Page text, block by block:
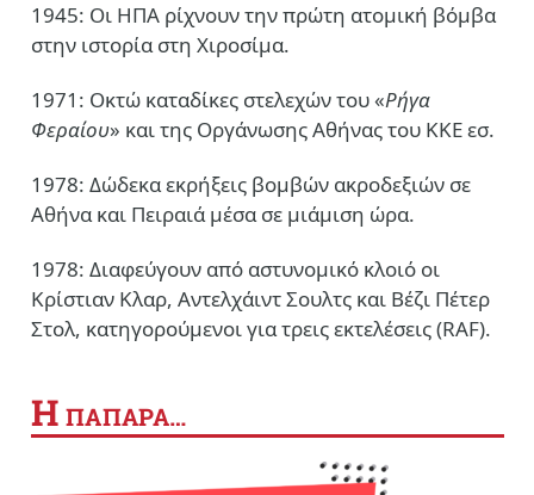
1945: Οι ΗΠΑ ρίχνουν την πρώτη ατομική βόμβα
στην ιστορία στη Χιροσίμα.
1971: Οκτώ καταδίκες στελεχών του «Ρήγα
Φεραίου» και της Οργάνωσης Αθήνας του ΚΚΕ εσ.
1978: Δώδεκα εκρήξεις βομβών ακροδεξιών σε
Αθήνα και Πειραιά μέσα σε μιάμιση ώρα.
1978: Διαφεύγουν από αστυνομικό κλοιό οι
Κρίστιαν Κλαρ, Αντελχάιντ Σουλτς και Βέζι Πέτερ
Στολ, κατηγορούμενοι για τρεις εκτελέσεις (RAF).
Η ΠΑΠΑΡΑ…